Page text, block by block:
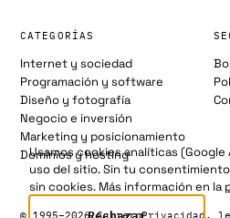
CATEGORÍAS
Internet y sociedad
Programación y software
Diseño y fotografía
Negocio e inversión
Marketing y posicionamiento
Dominios y hosting
© 1995–2026 CarreroPrivacidad,
Usamos cookies analíticas
uso del sitio. Sin tu
sin cookies. Más información en la